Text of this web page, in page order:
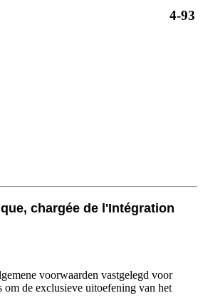
4-93
chargée de l'Intégration
voorwaarden vastgelegd voor
om de exclusieve uitoefening van het